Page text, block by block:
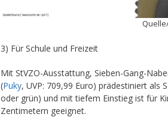
3) Für Schule und Freizeit
Mit StVZO-Ausstattung, Sieben-Gang-
(Puky, UVP: 709,99 Euro) prädestiniert als
oder grün) und mit tiefem Einstieg ist für
Zentimetern geeignet.